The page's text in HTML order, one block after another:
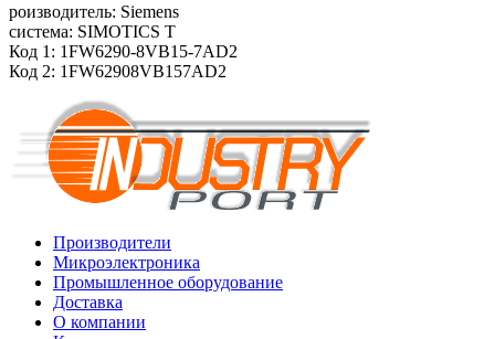
роизводитель: Siemens
система: SIMOTICS T
Код 1: 1FW6290-8VB15-7AD2
Код 2: 1FW62908VB157AD2
Производители
Микроэлектроника
Промышленное оборудование
Доставка
О компании